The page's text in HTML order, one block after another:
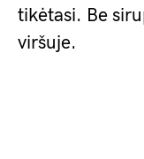
tikėtasi. Be
viršuje.